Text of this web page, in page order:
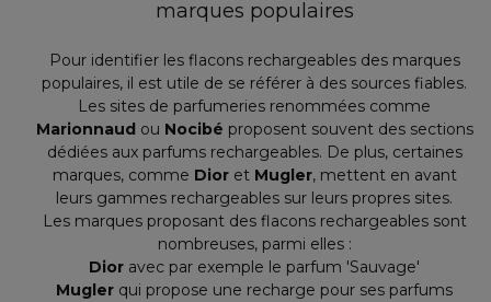
marques populaires
Pour identifier les flacons rechargeables des marques
populaires, il est utile de se référer à des sources fiables.
Les sites de parfumeries renommées comme
Marionnaudou Nocibé proposent souvent des sections
dédiées aux parfums rechargeables. De plus, certaines
marques, comme Dioret Mugler, mettent en avant
leurs gammes rechargeables sur leurs propres sites.
Les marques proposant des flacons rechargeables sont
nombreuses, parmi elles :
Dior avec par exemple le parfum 'Sauvage'
Mugler qui propose une recharge pour ses parfums